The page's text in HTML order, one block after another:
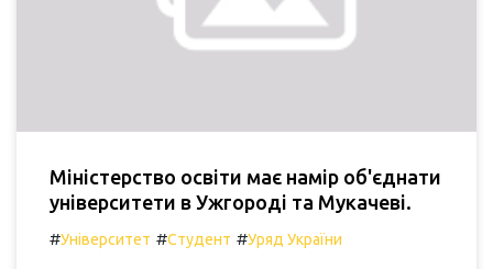
Міністерство освіти має намір об'єднати
університети в Ужгороді та Мукачеві.
#Університет #Студент #Уряд України